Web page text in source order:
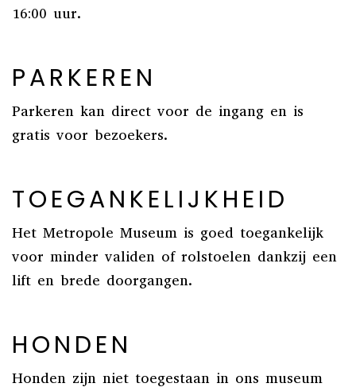
16:00 uur.
PARKEREN
Parkeren kan direct voor de ingang en is
gratis voor bezoekers.
TOEGANKELIJKHEID
Het Metropole Museum is goed toegankelijk
voor minder validen of rolstoelen dankzij een
lift en brede doorgangen.
HONDEN
Honden zijn niet toegestaan in ons museum